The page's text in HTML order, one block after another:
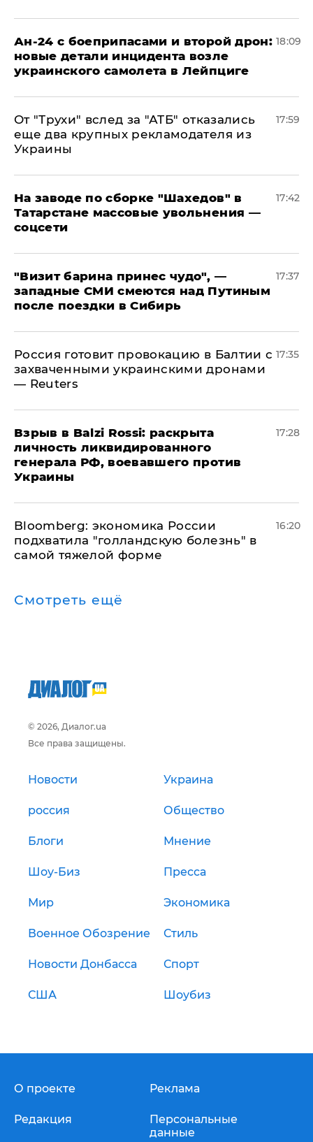
Ан-24 с боеприпасами и второй дрон:
новые детали инцидента возле
украинского самолета в Лейпциге
18:09
От "Трухи" вслед за "АТБ" отказались
еще два крупных рекламодателя из
Украины
17:59
На заводе по сборке "Шахедов" в
Татарстане массовые увольнения —
соцсети
17:42
"Визит барина принес чудо", —
западные СМИ смеются над Путиным
после поездки в Сибирь
17:37
​Россия готовит провокацию в Балтии с
захваченными украинскими дронами
— Reuters
17:35
​Взрыв в Balzi Rossi: раскрыта
личность ликвидированного
генерала РФ, воевавшего против
Украины
17:28
Bloomberg: экономика России
подхватила "голландскую болезнь" в
самой тяжелой форме
16:20
Смотреть ещё
© 2026, Диалог.ua
Все права защищены.
Новости Украина
россия Общество
Блоги Мнение
Шоу-Биз Пресса
Мир Экономика
Военное Обозрение Стиль
Новости Донбасса Спорт
США Шоубиз
О проекте
Редакция
Реклама
Персональные
данные